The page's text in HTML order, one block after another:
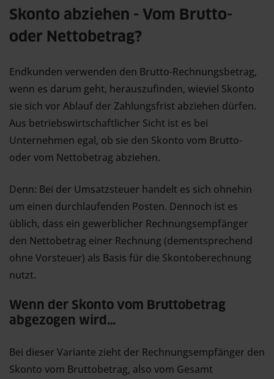
Skonto abziehen - Vom Brutto-
oder Nettobetrag?
Endkunden verwenden den Brutto-Rechnungsbetrag,
wenn es darum geht, herauszufinden, wieviel Skonto
sie sich vor Ablauf der Zahlungsfrist abziehen dürfen.
Aus betriebswirtschaftlicher Sicht ist es bei
Unternehmen egal, ob sie den Skonto vom Brutto-
oder vom Nettobetrag abziehen.
Denn: Bei der Umsatzsteuer handelt es sich ohnehin
um einen durchlaufenden Posten. Dennoch ist es
üblich, dass ein gewerblicher Rechnungsempfänger
den Nettobetrag einer Rechnung (dementsprechend
ohne Vorsteuer) als Basis für die Skontoberechnung
nutzt.
Wenn der Skonto vom Bruttobetrag
abgezogen wird…
Bei dieser Variante zieht der Rechnungsempfänger den
Skonto vom Bruttobetrag, also vom Gesamt